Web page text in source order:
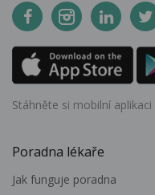
Stáhněte si mobilní aplikaci
Poradna lékaře
Jak funguje poradna